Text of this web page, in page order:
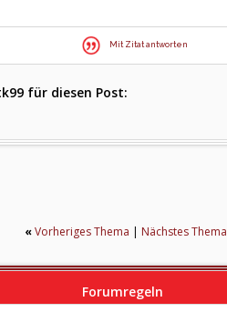
Mit Zitat antworten
für diesen Post:
« Vorheriges Thema | Nächstes Thema
Forumregeln